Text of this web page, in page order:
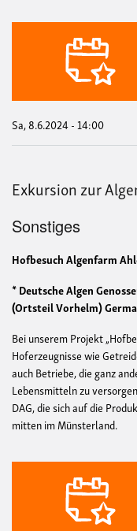
Sa, 8.6.2024 - 14:00
Exkursion zur
Sonstiges
Hofbesuch Algenfarm
* Deutsche Algen
(Ortsteil Vorhelm)
Bei unserem Projekt
Hoferzeugnisse wie
auch Betriebe, die ganz
Lebensmitteln zu
DAG, die sich auf die
mitten im Münsterland.